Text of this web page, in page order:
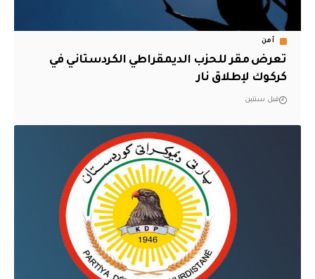
أمن
تعرض مقر للحزب الديمقراطي الكردستاني في
كركوك لإطلاق نار
قبل سنتين